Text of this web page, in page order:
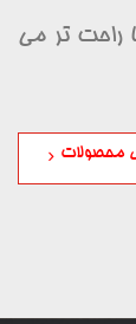
راحت تر می
محصولات